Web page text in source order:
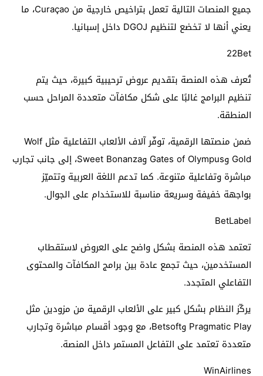
جميع المنصات التالية تعمل بتراخيص خارجية من Curaçao، ما
يعني أنها لا تخضع لتنظيم DGOJ داخل إسبانيا.
22Bet
تُعرف هذه المنصة بتقديم عروض ترحيبية كبيرة، حيث يتم
تنظيم البرامج غالبًا على شكل مكافآت متعددة المراحل حسب
المنطقة.
ضمن منصتها الرقمية، توفّر آلاف الألعاب التفاعلية مثل Wolf
Gold وGates of Olympus وSweet Bonanza، إلى جانب تجارب
مباشرة وتفاعلية متنوعة. كما تدعم اللغة العربية وتتميّز
بواجهة خفيفة وسريعة مناسبة للاستخدام على الجوال.
BetLabel
تعتمد هذه المنصة بشكل واضح على العروض لاستقطاب
المستخدمين، حيث تجمع عادة بين برامج المكافآت والمحتوى
التفاعلي المتجدد.
يركّز النظام بشكل كبير على الألعاب الرقمية من مزودين مثل
Pragmatic Play وBetsoft، مع وجود أقسام مباشرة وتجارب
متعددة تعتمد على التفاعل المستمر داخل المنصة.
WinAirlines